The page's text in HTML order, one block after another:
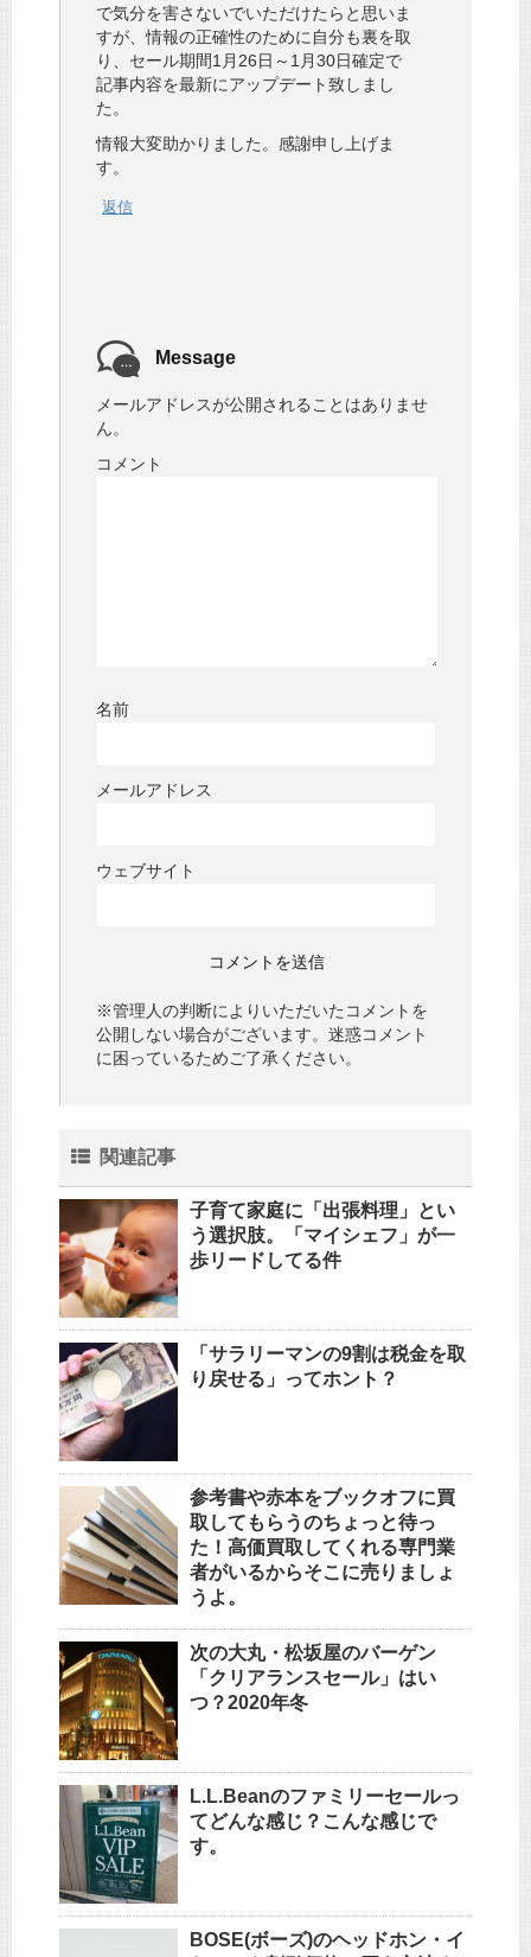
で気分を害さないでいただけたらと思いま
すが、情報の正確性のために自分も裏を取
り、セール期間1月26日～1月30日確定で
記事内容を最新にアップデート致しまし
た。
情報大変助かりました。感謝申し上げま
す。
返信
Message
メールアドレスが公開されることはありませ
ん。
コメント
名前
メールアドレス
ウェブサイト
※管理人の判断によりいただいたコメントを
公開しない場合がございます。迷惑コメント
に困っているためご了承ください。
関連記事
子育て家庭に「出張料理」とい
う選択肢。「マイシェフ」が一
歩リードしてる件
「サラリーマンの9割は税金を取
り戻せる」ってホント？
参考書や赤本をブックオフに買
取してもらうのちょっと待っ
た！高価買取してくれる専門業
者がいるからそこに売りましょ
うよ。
次の大丸・松坂屋のバーゲン
「クリアランスセール」はい
つ？2020年冬
L.L.Beanのファミリーセールっ
てどんな感じ？こんな感じで
す。
BOSE(ボーズ)のヘッドホン・イ